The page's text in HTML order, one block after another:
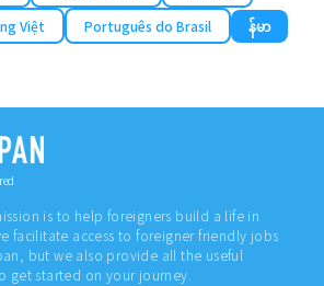
Việt Português do Brasil န်မာ
is to help foreigners build a life in
facilitate access to foreigner friendly jobs
but we also provide all the useful
get started on your journey.